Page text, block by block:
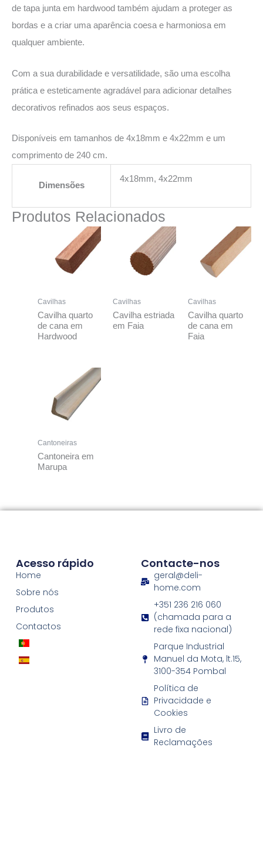
de tapa junta em hardwood também ajudam a proteger as
bordas e a criar uma aparência coesa e harmoniosa em
qualquer ambiente.
Com a sua durabilidade e versatilidade, são uma escolha
prática e esteticamente agradável para adicionar detalhes
decorativos refinados aos seus espaços.
Disponíveis em tamanhos de 4x18mm e 4x22mm e um
comprimento de 240 cm.
Dimensões
4x18mm, 4x22mm
Produtos Relacionados
Cavilhas
Cavilha quarto
de cana em
Hardwood
Cavilhas
Cavilha estriada
em Faia
Cavilhas
Cavilha quarto
de cana em
Faia
Cantoneiras
Cantoneira em
Marupa
Acesso rápido
Home
Sobre nós
Produtos
Contactos
Contacte-nos
geral@deli-
home.com
+351 236 216 060
(chamada para a
rede fixa nacional)
Parque Industrial
Manuel da Mota, lt.15,
3100-354 Pombal
Política de
Privacidade e
Cookies
Livro de
Reclamações